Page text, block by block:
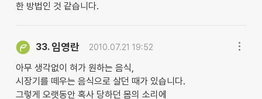
한 방법인 것 같습니다.
33. 임영란 2010.07.21 19:52
아무 생각없이 혀가 원하는 음식,
시장기를 떼우는 음식으로 살던 때가 있습니다.
그렇게 오랫동안 혹사 당하던 몸의 소리에